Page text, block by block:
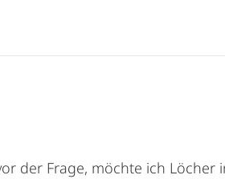
der Frage, möchte ich Löcher